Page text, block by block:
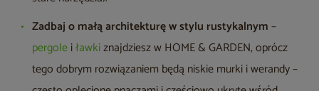
Zadbaj o małą architekturę w stylu rustykalnym–
pergoleiławkiznajdziesz w HOME & GARDEN, oprócz
tego dobrym rozwiązaniem będą niskie murki i werandy –